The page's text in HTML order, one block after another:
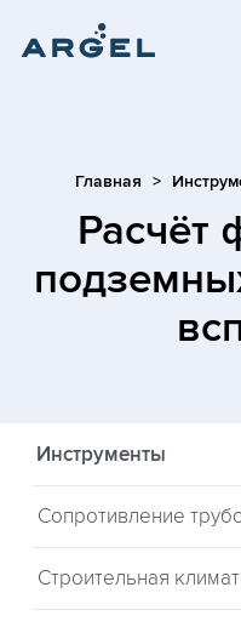
Главная
Расчёт
Инструменты
Сопротивление
Строительная